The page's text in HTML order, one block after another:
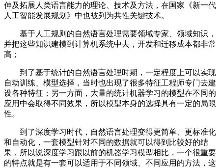
伸及拓展人类语言能力的理论、技术及方法，在国家《新一代
人工智能发展规划》中也被列为共性关键技术。
基于人工规则的自然语言处理需要领域专家、领域知识，
并把这些知识建模到计算机系统中去，开发和迁移成本都非常
高；
到了基于统计的自然语言处理时期，一定程度上可以实现
自动训练、模型选择，当时也出现了很多特征工程师专门去建
设各种特征；另一方面，大量的统计机器学习的模型在不同的
应用中会取得不同效果，所以模型本身的选择具有一定的局限
性。
到了深度学习时代，自然语言处理变得更简单、更标准化
和自动化，一套模型针对不同的数据就可以得到比较好的结
果，所以说深度学习跟以前的机器学习模型相比，一个很重要
的特点就是有一套可以适用于不同领域、不同应用的方法，这